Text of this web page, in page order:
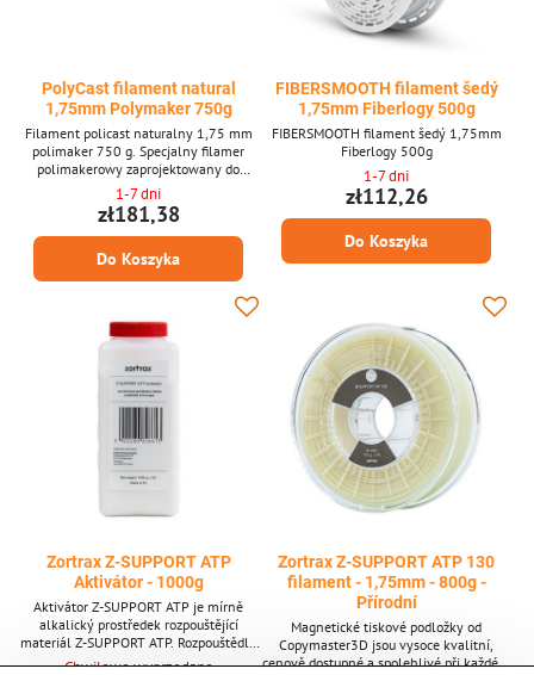
PolyCast filament natural
1,75mm Polymaker 750g
Filament policast naturalny 1,75 mm
polimaker 750 g. Specjalny filamer
polimakerowy zaprojektowany do
drukowania tworzyw sztucznych
użytecznych w odlewni. Wygładzanie
powierzchni pleśni można osiągnąć przy
użyciu powszechnie dostępnych alkoholi
(IPA lub etanolu), drukując materiał na
1-7 dni
zł181,38
Do Koszyka
FIBERSMOOTH filament šedý
1,75mm Fiberlogy 500g
FIBERSMOOTH filament šedý 1,75mm
Fiberlogy 500g
1-7 dni
zł112,26
Do Koszyka
Zortrax Z-SUPPORT ATP
Aktivátor - 1000g
Aktivátor Z-SUPPORT ATP je mírně
alkalický prostředek rozpouštějící
materiál Z-SUPPORT ATP. Rozpouštědlo
pro Z-SUPPORT ATP
Chwilowo wyprzedane
Zortrax Z-SUPPORT ATP 130
filament - 1,75mm - 800g -
Přírodní
Magnetické tiskové podložky od
Copymaster3D jsou vysoce kvalitní,
cenově dostupné a spolehlivé při každém